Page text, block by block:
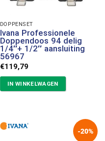
DOPPENSET
Ivana Professionele
Doppendoos 94 delig
1/4″+ 1/2″ aansluiting
56967
€119,79
IN WINKELWAGEN
-20%